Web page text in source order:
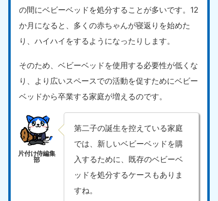
の間にベビーベッドを処分することが多いです。12
か月になると、多くの赤ちゃんが寝返りを始めた
り、ハイハイをするようになったりします。
そのため、ベビーベッドを使用する必要性が低くな
り、より広いスペースでの活動を促すためにベビー
ベッドから卒業する家庭が増えるのです。
第二子の誕生を控えている家庭
では、新しいベビーベッドを購
入するために、既存のベビーベ
ッドを処分するケースもありま
すね。